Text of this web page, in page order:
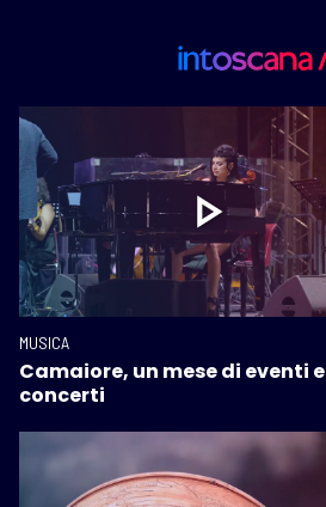
MUSICA
Camaiore, un mese di eventi e
concerti